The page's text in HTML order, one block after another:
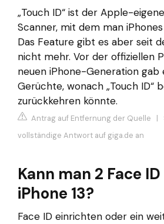
„Touch ID“ ist der Apple-
Scanner, mit dem man
Das Feature gibt es aber seit
nicht mehr. Vor der offiziellen
neuen iPhone-Generation gab
Gerüchte, wonach „Touch ID“
zurückkehren könnte.
Antrag auf Entfernung der Quelle |
vollständige Antwort auf giga.de an
Kann man 2 Face
iPhone 13?
Face ID einrichten oder ein